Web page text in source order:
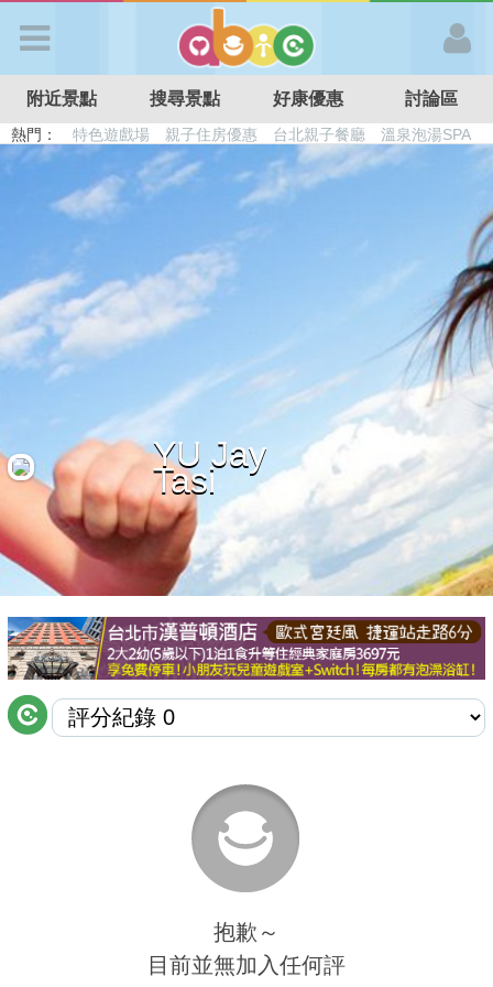
APP登入
首 頁
搜尋景點
好康優惠
最新留言
商家合作
推薦景點
討論區
聯絡我們
附近景點 搜尋景點 好康優惠 討論區
熱門： 特色遊戲場 親子住房優惠 台北親子餐廳
溫泉泡湯SPA
溜滑梯民宿
觀光工廠 日本親子景點
YU Jay
Tasi
抱歉～
目前並無加入任何評